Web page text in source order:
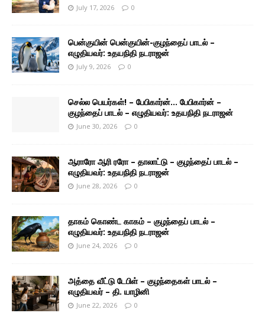
July 17, 2026 0
பென்குயின் பென்குயின்-குழந்தைப் பாடல் –
எழுதியவர்: உதயநிதி நடராஜன்
July 9, 2026 0
செல்ல பெயர்கள்! – பேபிகார்ன்… பேபிகார்ன் –
குழந்தைப் பாடல் – எழுதியவர்: உதயநிதி நடராஜன்
June 30, 2026 0
ஆராரோ ஆரி ரரோ – தாலாட்டு – குழந்தைப் பாடல் –
எழுதியவர்: உதயநிதி நடராஜன்
June 28, 2026 0
தாகம் கொண்ட காகம் – குழந்தைப் பாடல் –
எழுதியவர்: உதயநிதி நடராஜன்
June 24, 2026 0
அத்தை வீட்டு டேபிள் – குழந்தைகள் பாடல் –
எழுதியவர் – தி. யாழினி
June 22, 2026 0